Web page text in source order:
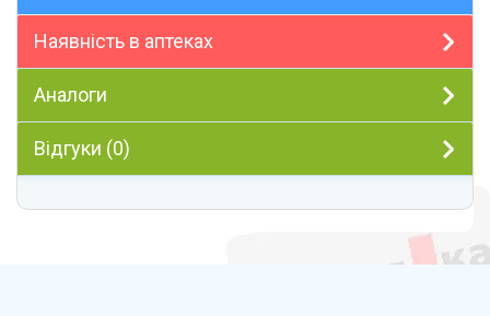
Наявність в аптеках
Аналоги
Відгуки (0)